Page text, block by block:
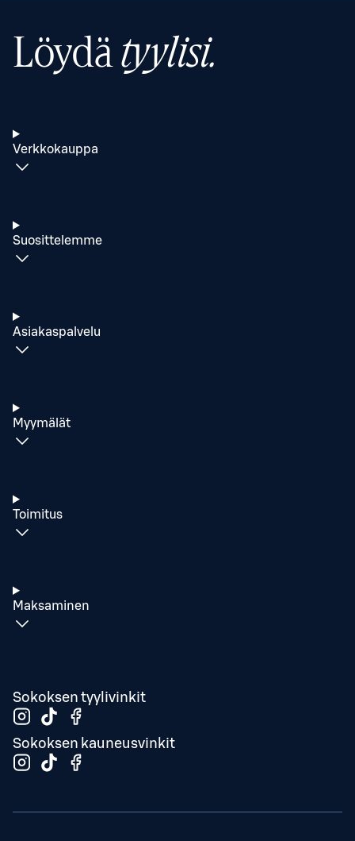
Löydätyylisi.
Verkkokauppa
Suosittelemme
Asiakaspalvelu
Myymälät
Toimitus
Maksaminen
Sokoksen tyylivinkit
Sokoksen kauneusvinkit